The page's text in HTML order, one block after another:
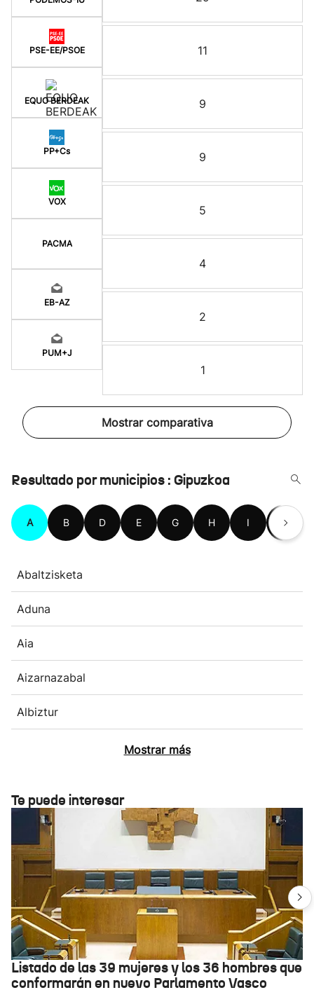
PSE-EE/PSOE
EQUO BERDEAK
PP+Cs
VOX
PACMA
EB-AZ
PUM+J
11
9
9
5
4
2
1
Mostrar comparativa
Resultado por municipios : Gipuzkoa
A B D E G H I L
Abaltzisketa
Aduna
Aia
Aizarnazabal
Albiztur
Mostrar más
Te puede interesar
Listado de las 39 mujeres y los 36 hombres que
conformarán en nuevo Parlamento Vasco